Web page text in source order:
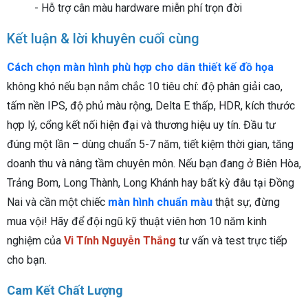
- Hỗ trợ cân màu hardware miễn phí trọn đời
Kết luận & lời khuyên cuối cùng
Cách chọn màn hình phù hợp cho dân thiết kế đồ họa
không khó nếu bạn nắm chắc 10 tiêu chí: độ phân giải cao,
tấm nền IPS, độ phủ màu rộng, Delta E thấp, HDR, kích thước
hợp lý, cổng kết nối hiện đại và thương hiệu uy tín. Đầu tư
đúng một lần – dùng chuẩn 5-7 năm, tiết kiệm thời gian, tăng
doanh thu và nâng tầm chuyên môn. Nếu bạn đang ở Biên Hòa,
Trảng Bom, Long Thành, Long Khánh hay bất kỳ đâu tại Đồng
Nai và cần một chiếc màn hình chuẩn màu thật sự, đừng
mua vội! Hãy để đội ngũ kỹ thuật viên hơn 10 năm kinh
nghiệm của Vi Tính Nguyễn Thắng tư vấn và test trực tiếp
cho bạn.
Cam Kết Chất Lượng